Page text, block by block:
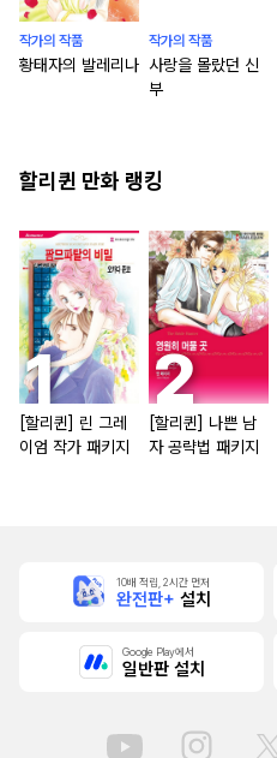
작가의 작품
황태자의 발레리나
작가의 작품
사랑을 몰랐던 신
부
할리퀸 만화 랭킹
[할리퀸] 린 그레
이엄 작가 패키지
[할리퀸] 나쁜 남
자 공략법 패키지
10배 적립, 2시간 먼저
완전판+ 설치
Google Play에서
일반판 설치